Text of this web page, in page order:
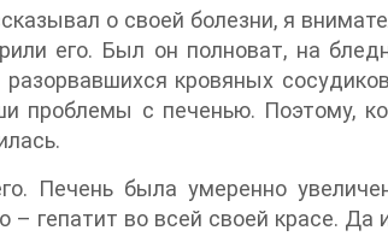
о своей болезни, я
его. Был он полноват, на
кровяных
проблемы с печенью. Поэтому,
Печень была умеренно
– гепатит во всей своей красе.